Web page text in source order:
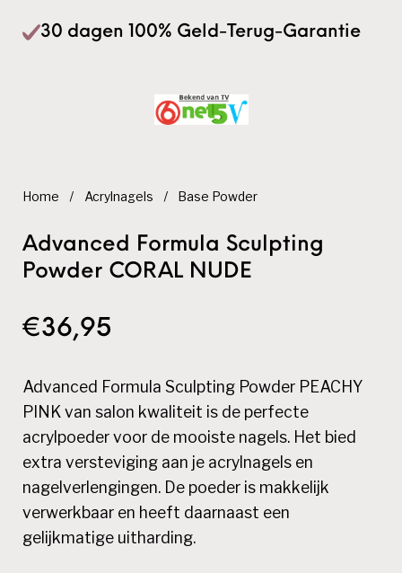
Home / Acrylnagels / Base Powder
Advanced Formula Sculpting
Powder CORAL NUDE
€36,95
Advanced Formula Sculpting Powder PEACHY
PINK van salon kwaliteit is de perfecte
acrylpoeder voor de mooiste nagels. Het bied
extra versteviging aan je acrylnagels en
nagelverlengingen. De poeder is makkelijk
verwerkbaar en heeft daarnaast een
gelijkmatige uitharding.
30 dagen 100% Geld-Terug-Garantie